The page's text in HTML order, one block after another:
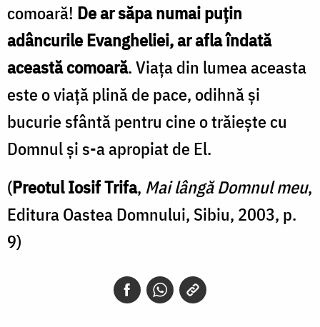
comoară! De ar săpa numai puţin
adâncurile Evangheliei, ar afla îndată
această comoară. Viaţa din lumea aceasta
este o viaţă plină de pace, odihnă şi
bucurie sfântă pentru cine o trăieşte cu
Domnul şi s-a apropiat de El.
(Preotul Iosif Trifa, Mai lângă Domnul meu,
Editura Oastea Domnului, Sibiu, 2003, p.
9)